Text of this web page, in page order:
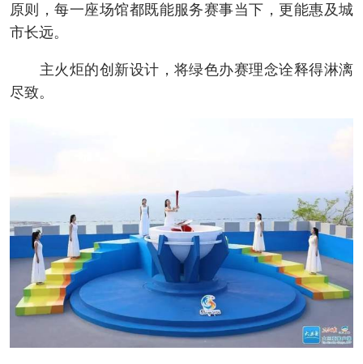
原则，每一座场馆都既能服务赛事当下，更能惠及城
市长远。
主火炬的创新设计，将绿色办赛理念诠释得淋漓
尽致。